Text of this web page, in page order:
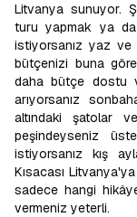
Litvanya sunuyor.
turu yapmak ya da
istiyorsanız yaz ve
bütçenizi buna göre
daha bütçe dostu
arıyorsanız
altındaki şatolar
peşindeyseniz
istiyorsanız kış
Kısacası
sadece hangi
vermeniz yeterli.